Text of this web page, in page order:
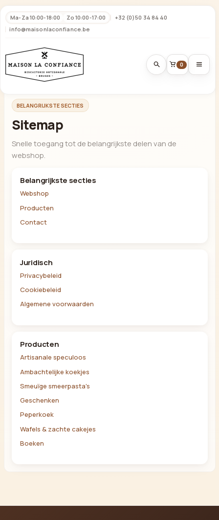
Ma-Za 10:00-18:00 Zo 10:00-17:00
+32 (0)50 34 84 40
info@maisonlaconfiance.be
0
BELANGRIJKSTE SECTIES
Sitemap
Snelle toegang tot de belangrijkste delen van de
webshop.
Belangrijkste secties
Webshop
Producten
Contact
Juridisch
Privacybeleid
Cookiebeleid
Algemene voorwaarden
Producten
Artisanale speculoos
Ambachtelijke koekjes
Smeuïge smeerpasta's
Geschenken
Peperkoek
Wafels & zachte cakejes
Boeken